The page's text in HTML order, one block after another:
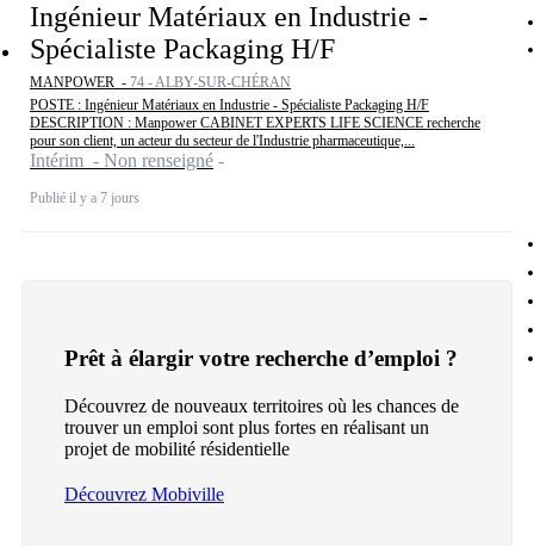
Ingénieur Matériaux en Industrie -
Spécialiste Packaging H/F
MANPOWER - 74 - ALBY-SUR-CHÉRAN
POSTE : Ingénieur Matériaux en Industrie - Spécialiste Packaging H/F
DESCRIPTION : Manpower CABINET EXPERTS LIFE SCIENCE recherche
pour son client, un acteur du secteur de l'Industrie pharmaceutique,...
Intérim - Non renseigné
Publié il y a 7 jours
Prêt à élargir votre recherche d’emploi ?
Découvrez de nouveaux territoires où les chances de
trouver un emploi sont plus fortes en réalisant un
projet de mobilité résidentielle
Découvrez Mobiville